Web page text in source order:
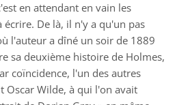
en attendant en vain les
De là, il n'y a qu'un pas
l'auteur a dîné un soir de 1889
sa deuxième histoire de Holmes,
coïncidence, l'un des autres
Oscar Wilde, à qui l'on avait